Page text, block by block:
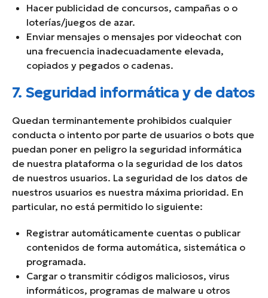
Hacer publicidad de concursos, campañas o o
loterías/juegos de azar.
Enviar mensajes o mensajes por videochat con
una frecuencia inadecuadamente elevada,
copiados y pegados o cadenas.
7. Seguridad informática y de datos
Quedan terminantemente prohibidos cualquier
conducta o intento por parte de usuarios o bots que
puedan poner en peligro la seguridad informática
de nuestra plataforma o la seguridad de los datos
de nuestros usuarios. La seguridad de los datos de
nuestros usuarios es nuestra máxima prioridad. En
particular, no está permitido lo siguiente:
Registrar automáticamente cuentas o publicar
contenidos de forma automática, sistemática o
programada.
Cargar o transmitir códigos maliciosos, virus
informáticos, programas de malware u otros